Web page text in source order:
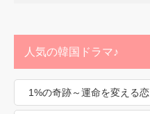
人気の韓国ドラマ♪
1%の奇跡～運命を変える恋